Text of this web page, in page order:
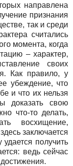
направлена
признания
так и среди
считались
момента, когда
– характер,
своих
Как правило, у
убеждение, что
и что их нельзя
доказать свою
что-то делать,
восхищение,
заключается
получить
ведь сейчас